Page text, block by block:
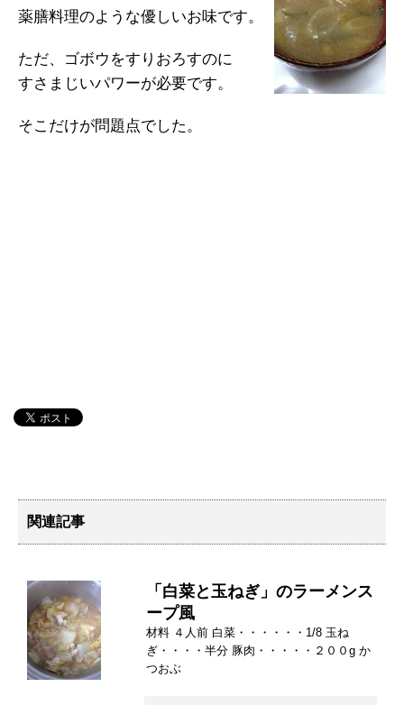
薬膳料理のような優しいお味です。
ただ、ゴボウをすりおろすのに
すさまじいパワーが必要です。
そこだけが問題点でした。
関連記事
「白菜と玉ねぎ」のラーメンス
ープ風
材料 ４人前 白菜・・・・・・1/8 玉ね
ぎ・・・・半分 豚肉・・・・・２００g か
つおぶ